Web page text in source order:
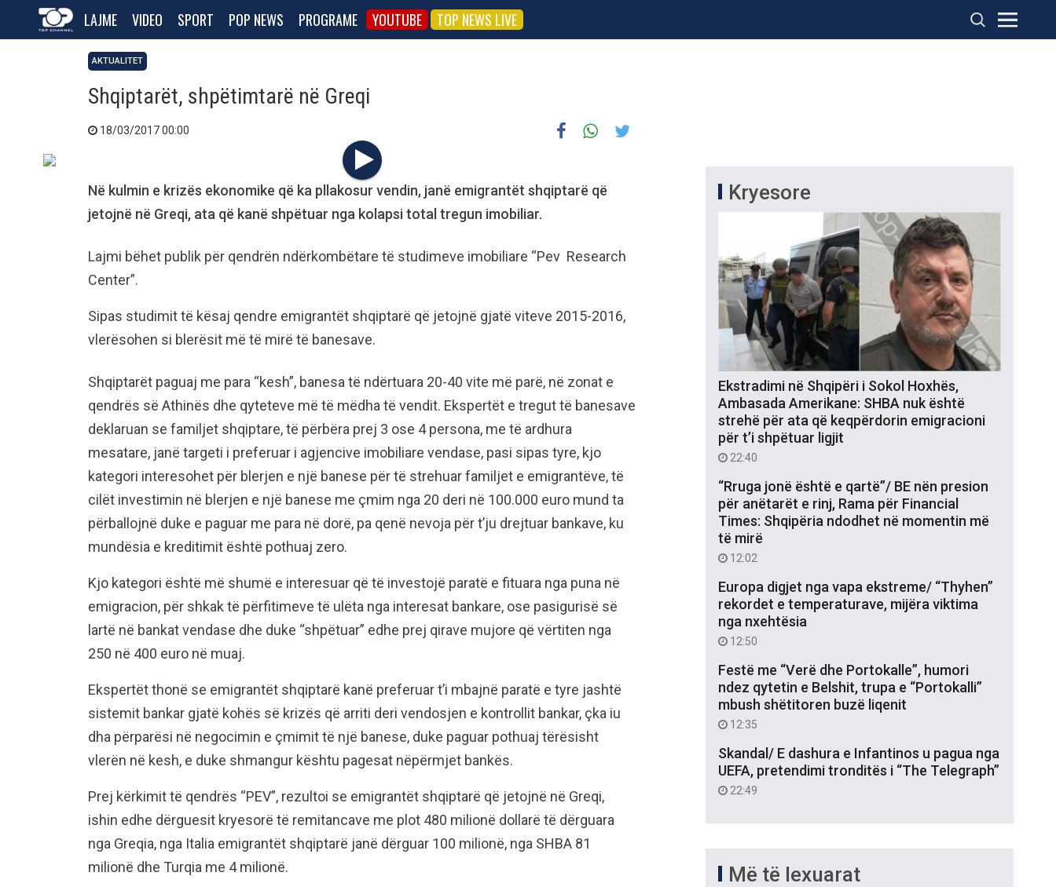
LAJME VIDEO SPORT POP NEWS PROGRAME YOUTUBE TOP NEWS LIVE
AKTUALITET
Shqiptarët, shpëtimtarë në Greqi
18/03/2017 00:00
Në kulmin e krizës ekonomike që ka pllakosur vendin, janë emigrantët shqiptarë që
jetojnë në Greqi, ata që kanë shpëtuar nga kolapsi total tregun imobiliar.
Lajmi bëhet publik për qendrën ndërkombëtare të studimeve imobiliare “Pev Research
Center”.
Sipas studimit të kësaj qendre emigrantët shqiptarë që jetojnë gjatë viteve 2015-2016,
vlerësohen si blerësit më të mirë të banesave.
Shqiptarët paguaj me para “kesh”, banesa të ndërtuara 20-40 vite më parë, në zonat e
qendrës së Athinës dhe qyteteve më të mëdha të vendit. Ekspertët e tregut të banesave
deklaruan se familjet shqiptare, të përbëra prej 3 ose 4 persona, me të ardhura
mesatare, janë targeti i preferuar i agjencive imobiliare vendase, pasi sipas tyre, kjo
kategori interesohet për blerjen e një banese për të strehuar familjet e emigrantëve, të
cilët investimin në blerjen e një banese me çmim nga 20 deri në 100.000 euro mund ta
përballojnë duke e paguar me para në dorë, pa qenë nevoja për t’ju drejtuar bankave, ku
mundësia e kreditimit është pothuaj zero.
Kjo kategori është më shumë e interesuar që të investojë paratë e fituara nga puna në
emigracion, për shkak të përfitimeve të ulëta nga interesat bankare, ose pasigurisë së
lartë në bankat vendase dhe duke “shpëtuar” edhe prej qirave mujore që vërtiten nga
250 në 400 euro në muaj.
Ekspertët thonë se emigrantët shqiptarë kanë preferuar t’i mbajnë paratë e tyre jashtë
sistemit bankar gjatë kohës së krizës që arriti deri vendosjen e kontrollit bankar, çka iu
dha përparësi në negocimin e çmimit të një banese, duke paguar pothuaj tërësisht
vlerën në kesh, e duke shmangur kështu pagesat nëpërmjet bankës.
Prej kërkimit të qendrës “PEV”, rezultoi se emigrantët shqiptarë që jetojnë në Greqi,
ishin edhe dërguesit kryesorë të remitancave me plot 480 milionë dollarë të dërguara
nga Greqia, nga Italia emigrantët shqiptarë janë dërguar 100 milionë, nga SHBA 81
milionë dhe Turqia me 4 milionë.
Kryesore
Ekstradimi në Shqipëri i Sokol Hoxhës,
Ambasada Amerikane: SHBA nuk është
strehë për ata që keqpërdorin emigracioni
për t’i shpëtuar ligjit
22:40
“Rruga jonë është e qartë”/ BE nën presion
për anëtarët e rinj, Rama për Financial
Times: Shqipëria ndodhet në momentin më
të mirë
12:02
Europa digjet nga vapa ekstreme/ “Thyhen”
rekordet e temperaturave, mijëra viktima
nga nxehtësia
12:50
Festë me “Verë dhe Portokalle”, humori
ndez qytetin e Belshit, trupa e “Portokalli”
mbush shëtitoren buzë liqenit
12:35
Skandal/ E dashura e Infantinos u pagua nga
UEFA, pretendimi tronditës i “The Telegraph”
22:49
Më të lexuarat